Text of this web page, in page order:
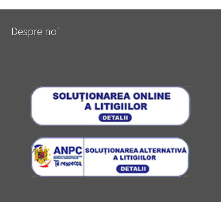
Despre noi